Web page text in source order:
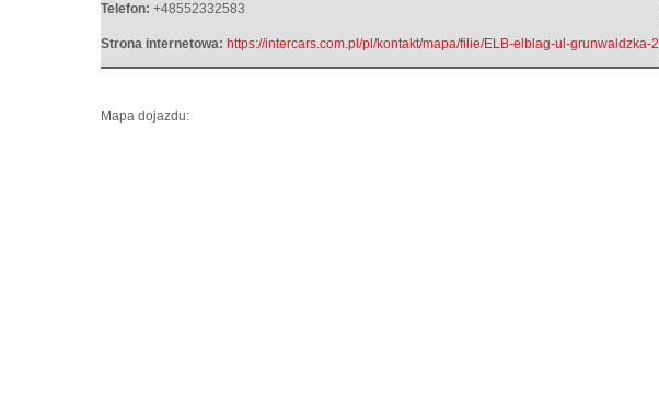
Telefon: +48552332583
Strona internetowa: https://intercars.com.pl/pl/kontakt/mapa/filie/ELB-elblag-ul-grunwaldzka-2
Mapa dojazdu: